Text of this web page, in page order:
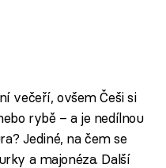
večeří, ovšem Češi si
rybě – a je nedílnou
Jediné, na čem se
a majonéza. Další